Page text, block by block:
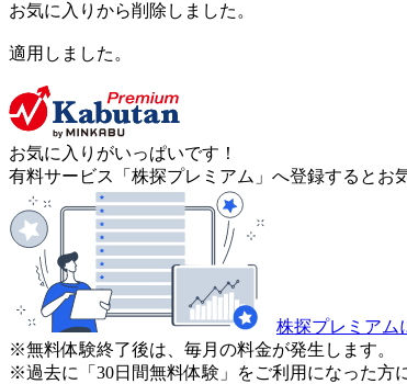
お気に入りから削除しました。
適用しました。
お気に入りがいっぱいです！
有料サービス「株探プレミアム」へ登録するとお
株探プレミアム
※無料体験終了後は、毎月の料金が発生します。
※過去に「30日間無料体験」をご利用になった方